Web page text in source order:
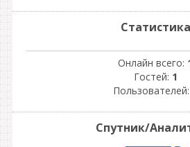
Статистика
Онлайн всего:
Гостей: 1
Пользователей:
Спутник/